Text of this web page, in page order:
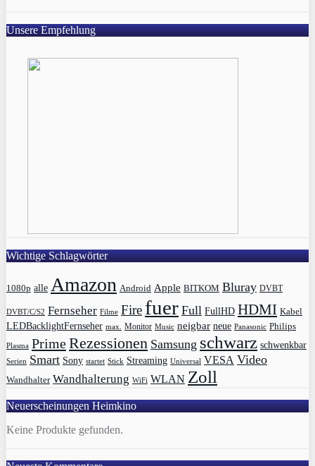
Unsere Empfehlung
Wichtige Schlagwörter
1080p alle Amazon Android Apple BITKOM Bluray DVBT
DVBT/C/S2 Fernseher Filme Fire fuer Full FullHD HDMI Kabel
LEDBacklightFernseher max. Monitor Music neigbar neue Panasonic Philips
Plasma PrimeRezessionen Samsung schwarz schwenkbar
Serien Smart Sony startet Stick Streaming Universal VESA Video
Wandhalter Wandhalterung WiFi WLAN Zoll
Neuerscheinungen Heimkino
Keine Produkte gefunden.